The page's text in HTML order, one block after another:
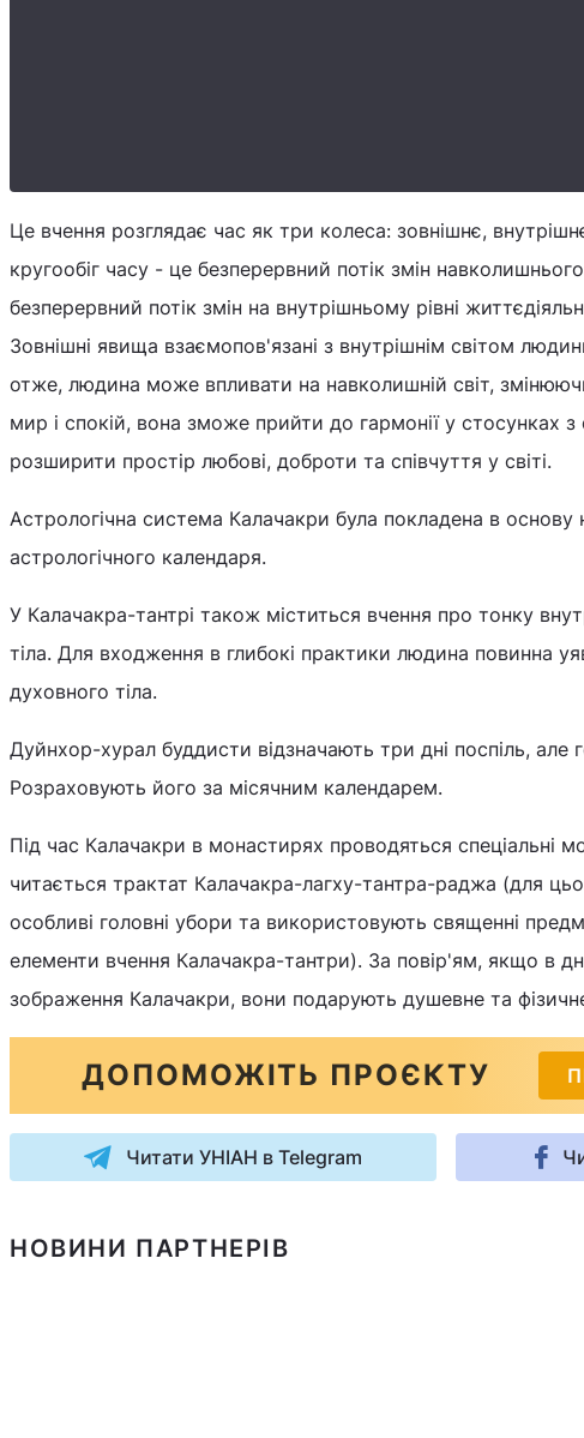
Це вчення розглядає час як три колеса: зовнішнє,
кругообіг часу - це безперервний потік змін навколишнього
безперервний потік змін на внутрішньому рівні
Зовнішні явища взаємопов'язані з внутрішнім світом
отже, людина може впливати на навколишній світ,
мир і спокій, вона зможе прийти до гармонії у стосунках
розширити простір любові, доброти та співчуття у світі.
Астрологічна система Калачакри була покладена в основу
астрологічного календаря.
У Калачакра-тантрі також міститься вчення про тонку
тіла. Для входження в глибокі практики людина повинна
духовного тіла.
Дуйнхор-хурал буддисти відзначають три дні поспіль, але
Розраховують його за місячним календарем.
Під час Калачакри в монастирях проводяться спеціальні
читається трактат Калачакра-лагху-тантра-раджа (для
особливі головні убори та використовують священні
елементи вчення Калачакра-тантри). За повір'ям, якщо в
зображення Калачакри, вони подарують душевне та
ДОПОМОЖІТЬ ПРОЄКТУ
Читати УНІАН в Telegram
НОВИНИ ПАРТНЕРІВ